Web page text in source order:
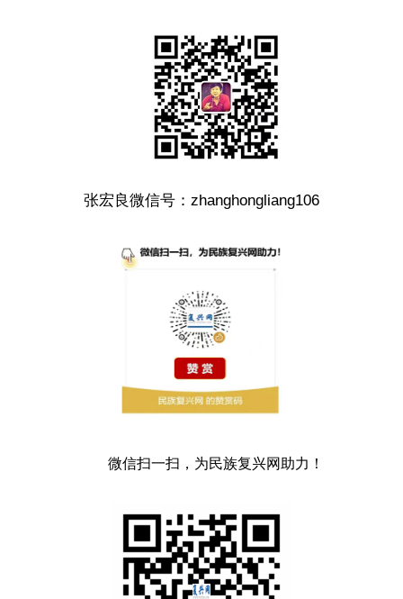
张宏良微信号：zhanghongliang106
微信扫一扫，为民族复兴网助力！